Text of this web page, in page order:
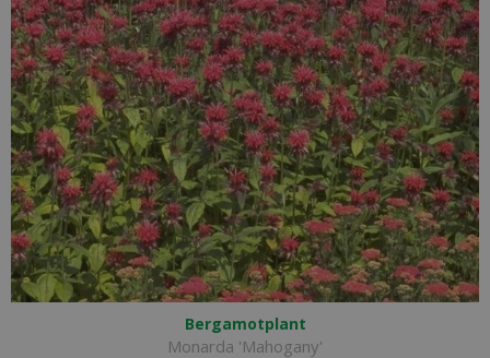
Bergamotplant
Monarda 'Mahogany'